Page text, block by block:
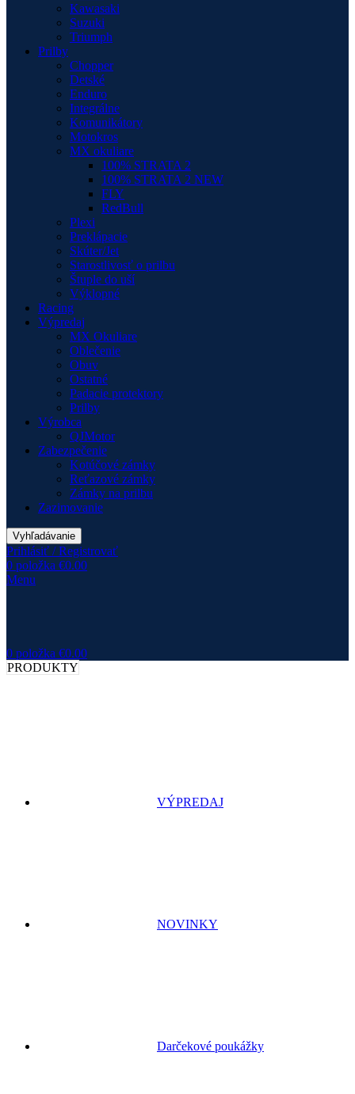
Kawasaki
Suzuki
Triumph
Prilby
Chopper
Detské
Enduro
Integrálne
Komunikátory
Motokros
MX okuliare
100% STRATA 2
100% STRATA 2 NEW
FLY
RedBull
Plexi
Preklápacie
Skúter/Jet
Starostlivosť o prilbu
Štuple do uší
Výklopné
Racing
Výpredaj
MX Okuliare
Oblečenie
Obuv
Ostatné
Padacie protektory
Prilby
Výrobca
QJMotor
Zabezpečenie
Kotúčové zámky
Reťazové zámky
Zámky na prilbu
Zazimovanie
Vyhľadávanie
Prihlásiť / Registrovať
0 položka €0.00
Menu
0 položka €0.00
PRODUKTY
VÝPREDAJ
NOVINKY
Darčekové poukážky